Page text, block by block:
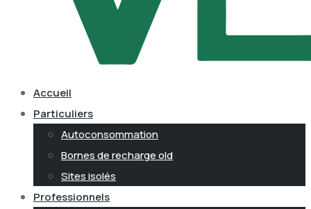
Accueil
Particuliers
Autoconsommation
Bornes de recharge old
Sites isolés
Professionnels